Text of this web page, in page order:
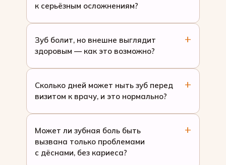
к серьёзным осложнениям?
Зуб болит, но внешне выглядит
здоровым — как это возможно?
Сколько дней может ныть зуб перед
визитом к врачу, и это нормально?
Может ли зубная боль быть
вызвана только проблемами
с дёснами, без кариеса?